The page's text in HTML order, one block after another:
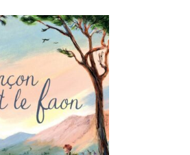
Nos magazines
Abonnez-vous
Contact